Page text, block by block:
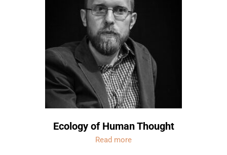
Ecology of Human Thought
Read more